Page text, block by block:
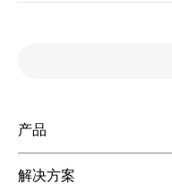
产品
解决方案